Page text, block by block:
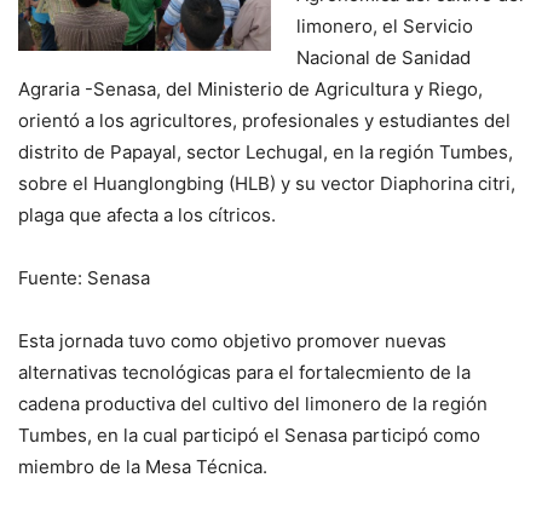
limonero, el Servicio
Nacional de Sanidad
Agraria -Senasa, del Ministerio de Agricultura y Riego,
orientó a los agricultores, profesionales y estudiantes del
distrito de Papayal, sector Lechugal, en la región Tumbes,
sobre el Huanglongbing (HLB) y su vector Diaphorina citri,
plaga que afecta a los cítricos.
Fuente: Senasa
Esta jornada tuvo como objetivo promover nuevas
alternativas tecnológicas para el fortalecmiento de la
cadena productiva del cultivo del limonero de la región
Tumbes, en la cual participó el Senasa participó como
miembro de la Mesa Técnica.